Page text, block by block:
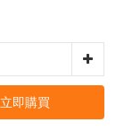
立即購買